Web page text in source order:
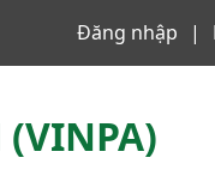
Đăng nhập
(VINPA)